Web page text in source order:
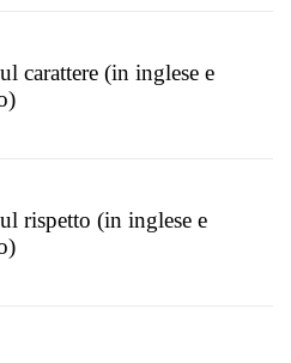
carattere (in inglese e
rispetto (in inglese e